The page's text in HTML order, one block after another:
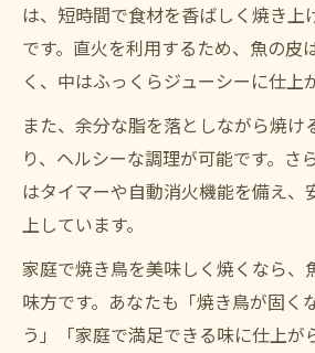
は、短時間で食材を香ばしく焼き上
です。直火を利用するため、魚の皮
く、中はふっくらジューシーに仕上
また、余分な脂を落としながら焼け
り、ヘルシーな調理が可能です。さ
はタイマーや自動消火機能を備え、
上しています。
家庭で焼き鳥を美味しく焼くなら、
味方です。あなたも「焼き鳥が固く
う」「家庭で満足できる味に仕上が